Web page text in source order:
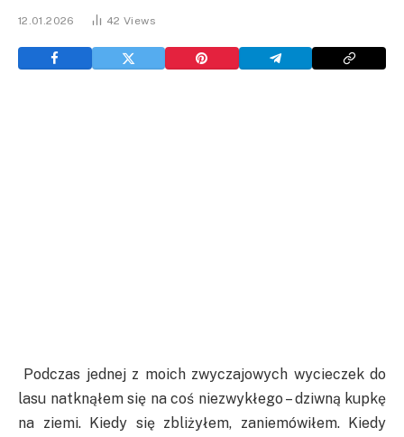
12.01.2026 42Views
Podczas jednej z moich zwyczajowych wycieczek do
lasu natknąłem się na coś niezwykłego – dziwną kupkę
na ziemi. Kiedy się zbliżyłem, zaniemówiłem. Kiedy